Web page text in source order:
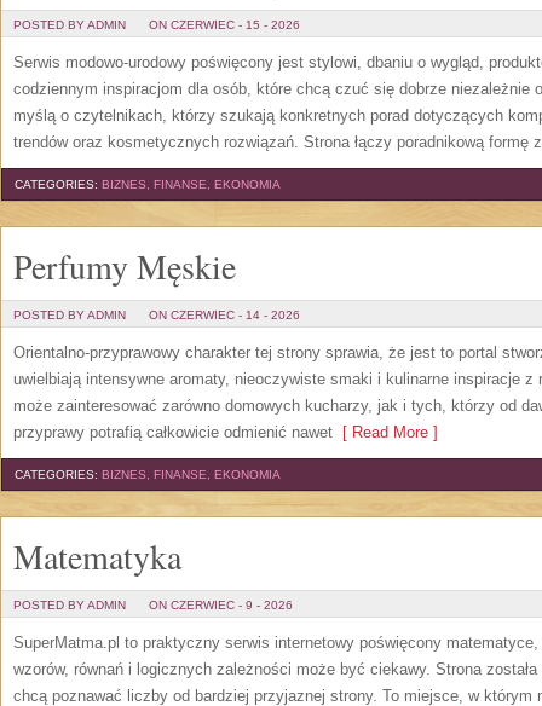
POSTED BY ADMIN ON CZERWIEC - 15 - 2026
Serwis modowo-urodowy poświęcony jest stylowi, dbaniu o wygląd,
codziennym inspiracjom dla osób, które chcą czuć się dobrze niezależnie
myślą o czytelnikach, którzy szukają konkretnych porad dotyczących
trendów oraz kosmetycznych rozwiązań. Strona łączy poradnikową formę z
CATEGORIES: BIZNES, FINANSE, EKONOMIA
Perfumy Męskie
POSTED BY ADMIN ON CZERWIEC - 14 - 2026
Orientalno-przyprawowy charakter tej strony sprawia, że jest to portal
uwielbiają intensywne aromaty, nieoczywiste smaki i kulinarne inspiracje
może zainteresować zarówno domowych kucharzy, jak i tych, którzy od
przyprawy potrafią całkowicie odmienić nawet [ Read More ]
CATEGORIES: BIZNES, FINANSE, EKONOMIA
Matematyka
POSTED BY ADMIN ON CZERWIEC - 9 - 2026
SuperMatma.pl to praktyczny serwis internetowy poświęcony
wzorów, równań i logicznych zależności może być ciekawy. Strona
chcą poznawać liczby od bardziej przyjaznej strony. To miejsce, w którym